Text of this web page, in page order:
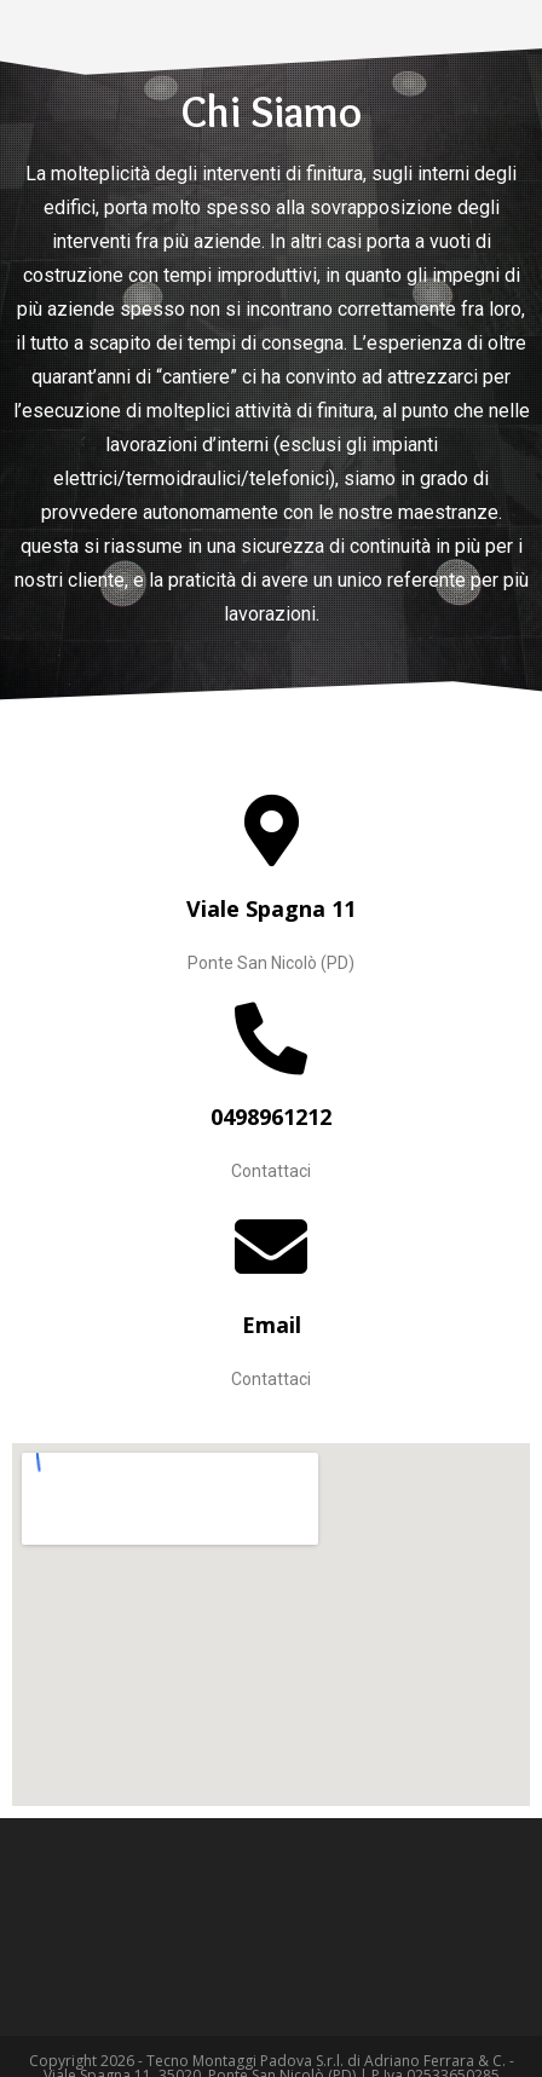
Chi Siamo
La molteplicità degli interventi di finitura, sugli interni degli
edifici, porta molto spesso alla sovrapposizione degli
interventi fra più aziende. In altri casi porta a vuoti di
costruzione con tempi improduttivi, in quanto gli impegni di
più aziende spesso non si incontrano correttamente fra loro,
il tutto a scapito dei tempi di consegna. L’esperienza di oltre
quarant’anni di “cantiere” ci ha convinto ad attrezzarci per
l’esecuzione di molteplici attività di finitura, al punto che nelle
lavorazioni d’interni (esclusi gli impianti
elettrici/termoidraulici/telefonici), siamo in grado di
provvedere autonomamente con le nostre maestranze.
questa si riassume in una sicurezza di continuità in più per i
nostri cliente, e la praticità di avere un unico referente per più
lavorazioni.
Viale Spagna 11
Ponte San Nicolò (PD)
0498961212
Contattaci
Email
Contattaci
Copyright 2026 - Tecno Montaggi Padova S.r.l. di Adriano Ferrara & C. -